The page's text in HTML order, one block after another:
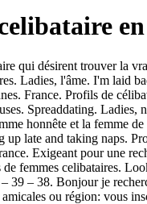
qui désirent trouver la
Ladies, l'âme. I'm laid
France. Profils de
Spreaddating.
honnête et la femme
late and taking naps.
Exigeant pour une
femmes celibataires.
39 – 38. Bonjour je
ou région: vous